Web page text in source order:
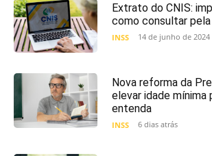
Extrato do CNIS:
como consultar
INSS 14 de junho de 2024
Nova reforma da
elevar idade mínima
entenda
INSS 6 dias atrás